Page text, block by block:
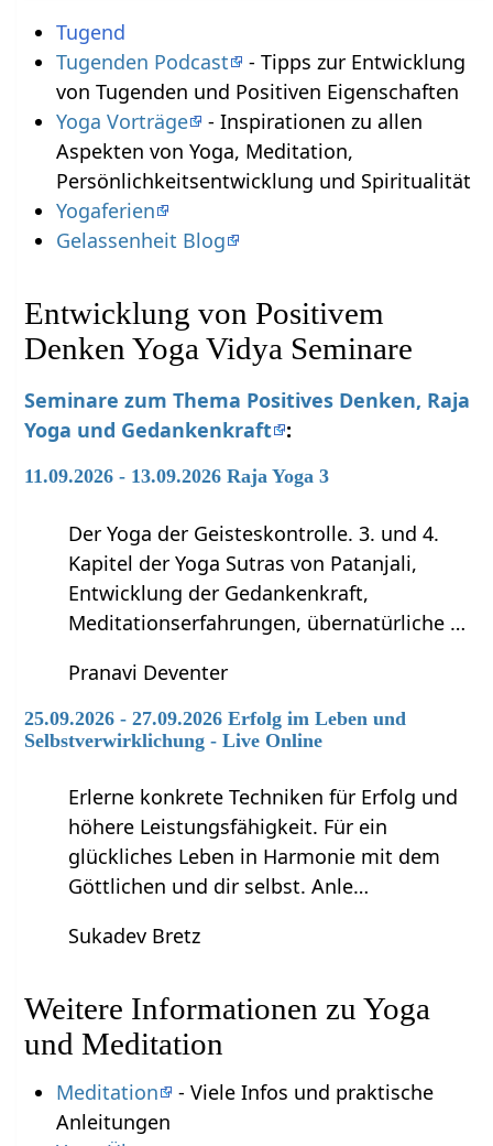
Tugend
Tugenden Podcast
- Tipps zur Entwicklung
von Tugenden und Positiven Eigenschaften
Yoga Vorträge
- Inspirationen zu allen
Aspekten von Yoga, Meditation,
Persönlichkeitsentwicklung und Spiritualität
Yogaferien
Gelassenheit Blog
Entwicklung von Positivem
Denken Yoga Vidya Seminare
Seminare zum Thema Positives Denken, Raja
Yoga und Gedankenkraft :
11.09.2026 - 13.09.2026 Raja Yoga 3
Der Yoga der Geisteskontrolle. 3. und 4.
Kapitel der Yoga Sutras von Patanjali,
Entwicklung der Gedankenkraft,
Meditationserfahrungen, übernatürliche …
Pranavi Deventer
25.09.2026 - 27.09.2026 Erfolg im Leben und
Selbstverwirklichung - Live Online
Erlerne konkrete Techniken für Erfolg und
höhere Leistungsfähigkeit. Für ein
glückliches Leben in Harmonie mit dem
Göttlichen und dir selbst. Anle…
Sukadev Bretz
Weitere Informationen zu Yoga
und Meditation
Meditation
- Viele Infos und praktische
Anleitungen